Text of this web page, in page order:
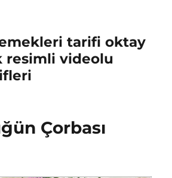
tarifi oktay
resimli videolu
Çorbası